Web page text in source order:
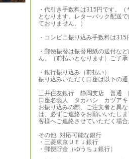
・代引き手数料は315円です。
となります。レターパック配送
ておりません。）
・コンビニ振り込み手数料は
・郵便振替は振替用紙の送付な
ん。（前払いとなります）ご了
・銀行振り込み（前払い）
振り込みいただく口座は以下の
三井住友銀行 静岡支店 普通
口座名義人 タカハシ カヅアキ
お振り込みの際、ご注文者と異
は、必ずご連絡をお願いいたし
客様へご連絡させていただく場
その他 対応可能な銀行
・三菱東京ＵＦＪ銀行
・郵便貯金（ゆうちょ銀行）